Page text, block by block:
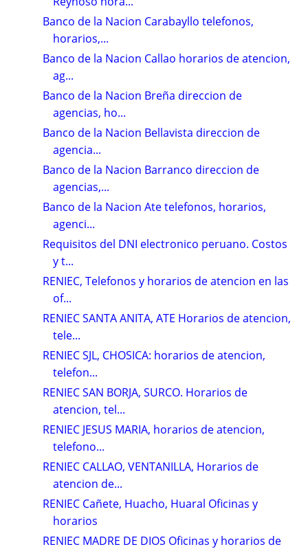
Banco de la Nacion Carabayllo telefonos,
horarios,...
Banco de la Nacion Callao horarios de atencion,
ag...
Banco de la Nacion Breña direccion de
agencias, ho...
Banco de la Nacion Bellavista direccion de
agencia...
Banco de la Nacion Barranco direccion de
agencias,...
Banco de la Nacion Ate telefonos, horarios,
agenci...
Requisitos del DNI electronico peruano. Costos
y t...
RENIEC, Telefonos y horarios de atencion en las
of...
RENIEC SANTA ANITA, ATE Horarios de atencion,
tele...
RENIEC SJL, CHOSICA: horarios de atencion,
telefon...
RENIEC SAN BORJA, SURCO. Horarios de
atencion, tel...
RENIEC JESUS MARIA, horarios de atencion,
telefono...
RENIEC CALLAO, VENTANILLA, Horarios de
atencion de...
RENIEC Cañete, Huacho, Huaral Oficinas y
horarios
RENIEC MADRE DE DIOS Oficinas y horarios de